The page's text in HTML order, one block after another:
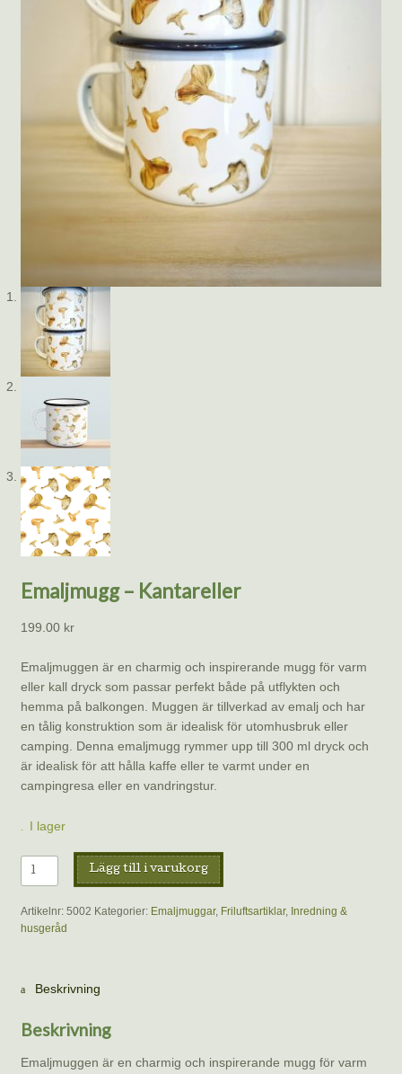
Emaljmugg – Kantareller
199.00 kr
Emaljmuggen är en charmig och inspirerande mugg för varm
eller kall dryck som passar perfekt både på utflykten och
hemma på balkongen. Muggen är tillverkad av emalj och har
en tålig konstruktion som är idealisk för utomhusbruk eller
camping. Denna emaljmugg rymmer upp till 300 ml dryck och
är idealisk för att hålla kaffe eller te varmt under en
campingresa eller en vandringstur.
I lager
Emaljmugg
-
Kantareller
mängd
Lägg till i varukorg
Artikelnr: 5002 Kategorier: Emaljmuggar, Friluftsartiklar, Inredning &
husgeråd
Beskrivning
Beskrivning
Emaljmuggen är en charmig och inspirerande mugg för varm